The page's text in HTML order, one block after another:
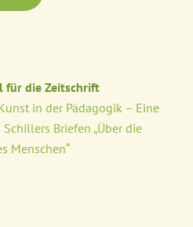
für die Zeitschrift
in der Pädagogik – Eine
Briefen „Über die
Menschen“